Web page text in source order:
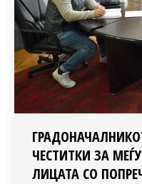
ЧЕСТИТКИ ЗА
ЛИЦАТА СО